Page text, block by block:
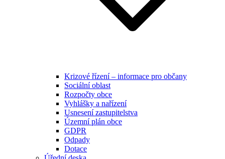
Krizové řízení – informace pro občany
Sociální oblast
Rozpočty obce
Vyhlášky a nařízení
Usnesení zastupitelstva
Územní plán obce
GDPR
Odpady
Dotace